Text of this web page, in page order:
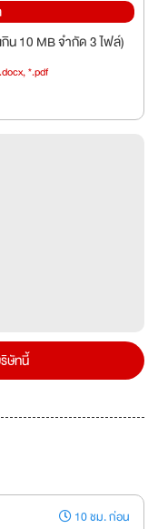
น 10 MB จำกัด 3 ไฟล์)
*.pdf
ษัทนี้
10 ชม. ก่อน